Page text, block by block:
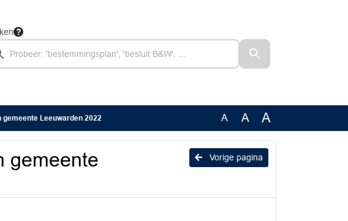
Leeuwarden 2022 A A A
Vorige pagina
gemeente